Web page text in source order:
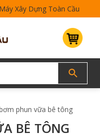
Xây Dựng Toàn Cầu
phun vữa bê tông
BÊ TÔNG